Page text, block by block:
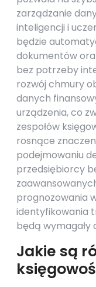
zarządzanie
inteligencji i
będzie
dokumentów
bez potrzeby
rozwój chmury
danych
urządzenia, co
zespołów
rosnące
podejmowaniu
przedsiębiorcy
prognozowania
identyfikowania
będą wymagały
Jakie są